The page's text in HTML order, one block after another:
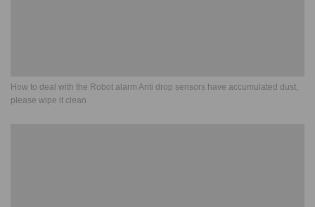
How to deal with the Robot alarm Anti drop sensors have accumulated dust,
please wipe it clean